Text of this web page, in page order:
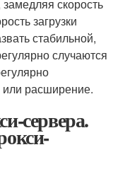
скорость
загрузки
стабильной,
случаются
или расширение.
сервера.